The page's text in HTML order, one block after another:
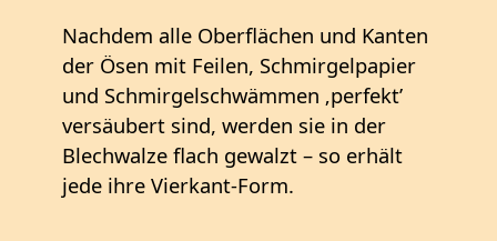
Nachdem alle Oberflächen und Kanten
der Ösen mit Feilen, Schmirgelpapier
und Schmirgelschwämmen ‚perfekt’
versäubert sind, werden sie in der
Blechwalze flach gewalzt – so erhält
jede ihre Vierkant-Form.